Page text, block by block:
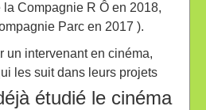
Compagnie R Ô en 2018,
Parc en 2017 ).
un intervenant en cinéma,
les suit dans leurs projets
étudié le cinéma